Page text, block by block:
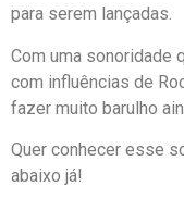
para serem lançadas.
Com uma sonoridade
com influências de
fazer muito barulho
Quer conhecer esse
abaixo já!